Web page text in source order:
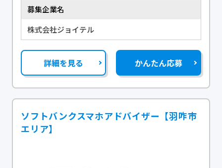
募集企業名
株式会社ジョイテル
詳細を見る かんたん応募
ソフトバンクスマホアドバイザー【羽咋市
エリア】